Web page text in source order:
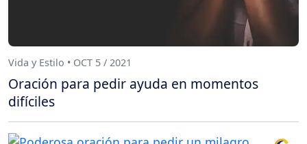
Vida y Estilo • OCT 5 / 2021
Oración para pedir ayuda en momentos
difíciles